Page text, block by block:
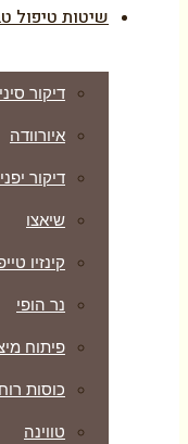
שיטות טיפול
דיקור
איורוודה
דיקור יפני YNSA
שיאצו
קינזיו
נר הופי
פיתוח
כוסות רוח
טווינה